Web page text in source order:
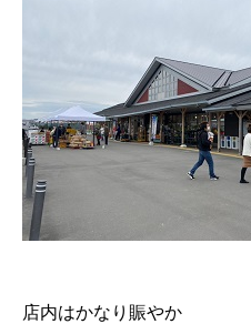
店内はかなり賑やか